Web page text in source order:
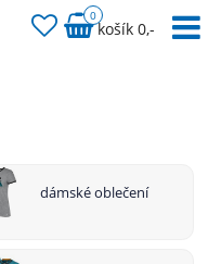
dámské oblečení
0
košík 0,-